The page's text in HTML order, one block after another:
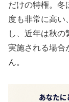
だけの特権。冬
度も非常に高い
し、近年は秋の
実施される場合
ん。